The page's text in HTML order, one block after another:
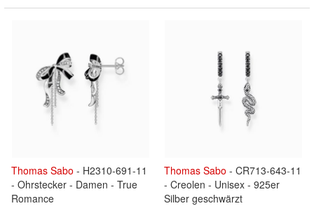
Thomas Sabo - H2310-691-11
- Ohrstecker - Damen - True
Romance
Thomas Sabo - CR713-643-11
- Creolen - Unisex - 925er
Silber geschwärzt